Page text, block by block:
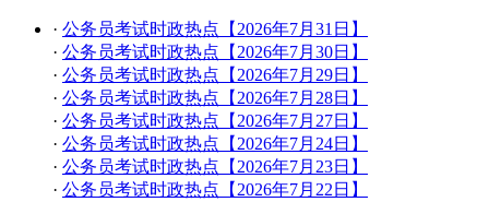
· 公务员考试时政热点【2026年7月31日】
· 公务员考试时政热点【2026年7月30日】
· 公务员考试时政热点【2026年7月29日】
· 公务员考试时政热点【2026年7月28日】
· 公务员考试时政热点【2026年7月27日】
· 公务员考试时政热点【2026年7月24日】
· 公务员考试时政热点【2026年7月23日】
· 公务员考试时政热点【2026年7月22日】